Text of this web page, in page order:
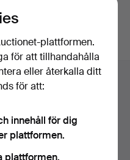
plattformen.
för att tillhandahålla
eller återkalla ditt
för att:
innehåll för dig
plattformen.
plattformen.